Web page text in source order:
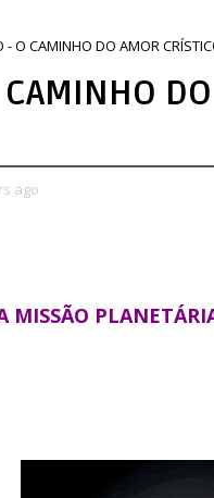
- O CAMINHO DO AMOR
CAMINHO
ago
MISSÃO